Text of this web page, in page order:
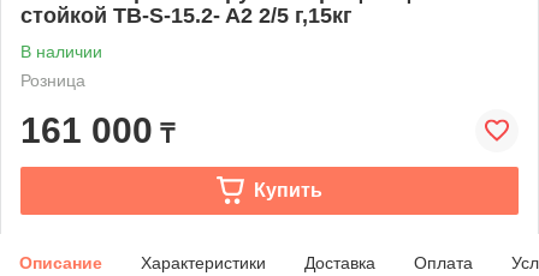
стойкой TB-S-15.2- A2 2/5 г,15кг
В наличии
Розница
161 000 ₸
Купить
Описание Характеристики Доставка Оплата